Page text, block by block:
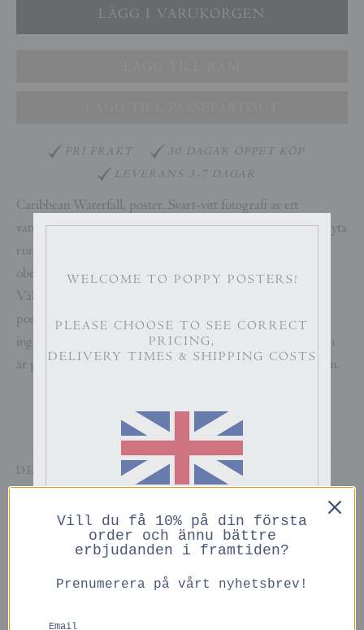
FRI FRAKT
30 DAGAR ÖPPET KÖP
LEVERANS 3-7 DAGAR
Caribbean Waterfall, poster. Svart-vitt fotografi av ett
vattenfall på Jamaica,av John Scarisbrick. Postern har en vit yta
runtom motivet som framhäver bilden. Tryckt på matt
obestruket papper av hög kvalitet som är miljöcertifierat.
Väljer du till ram och passepartout i samma storlek som
postern passar allting perfekt ihop. Ram och passepartout
ingår ej. Passepartouten täcker inget av motivet eftersom den
är perfekt anpassad till posterns vita yta runtom själva bilden.
DELA
Du kanske också gillar
WELCOME TO POPPY POSTERS!
PLEASE CHOOSE TO SEE CORRECT
PRICING,
DELIVERY TIMES & SHIPPING COSTS
PRICES IN GBP
Vill du få 10% på din första
order och ännu bättre
erbjudanden i framtiden?
Prenumerera på vårt nyhetsbrev!